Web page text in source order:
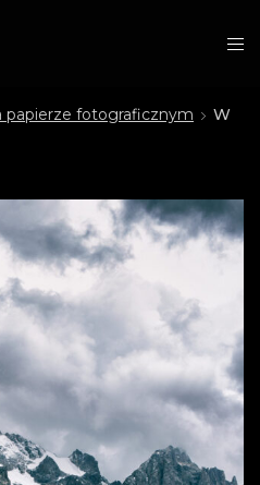
papierze fotograficznym
W